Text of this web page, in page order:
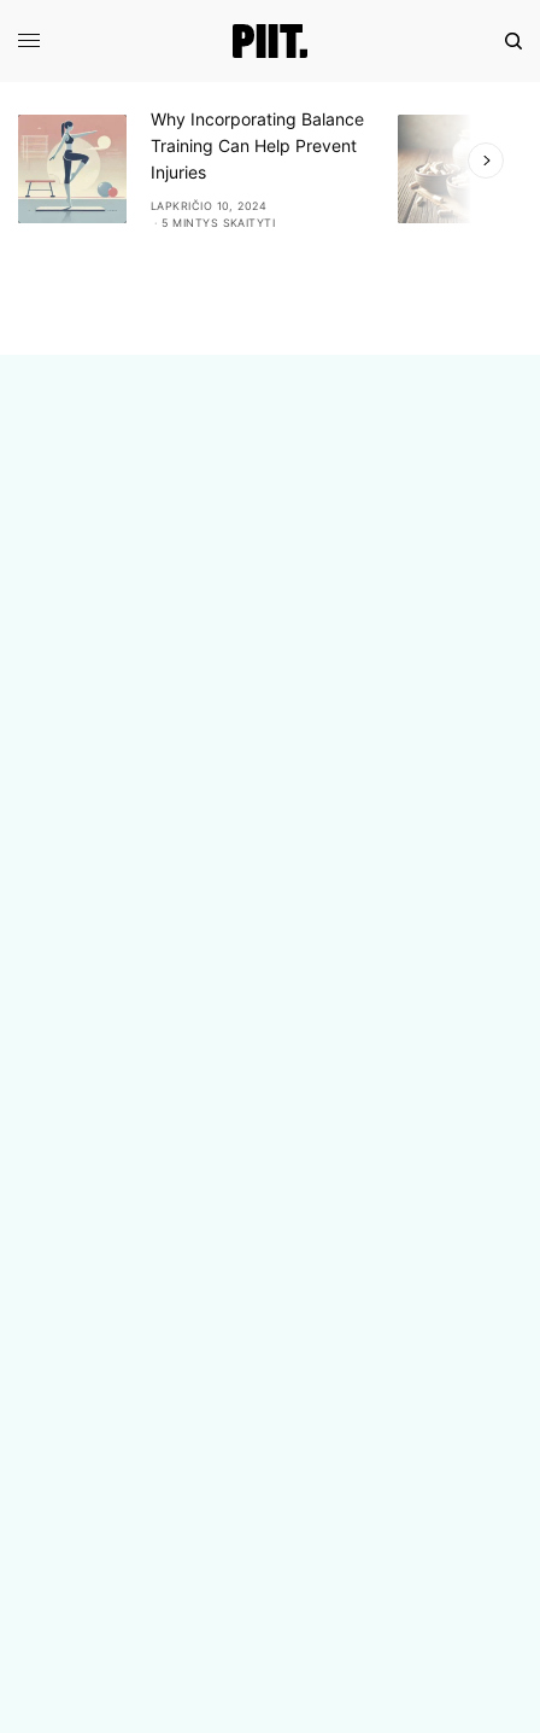
Why Incorporating Balance
Training Can Help Prevent
Injuries
LAPKRIČIO 10, 2024
5 MINTYS SKAITYTI